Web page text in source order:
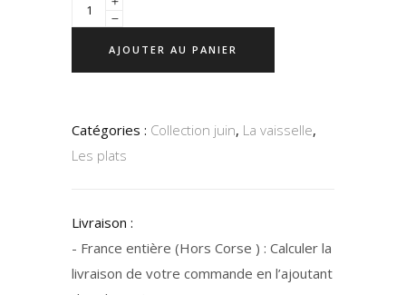
AJOUTER AU PANIER
Catégories : Collection juin, La vaisselle,
Les plats
Livraison :
- France entière (Hors Corse ) : Calculer la
livraison de votre commande en l’ajoutant